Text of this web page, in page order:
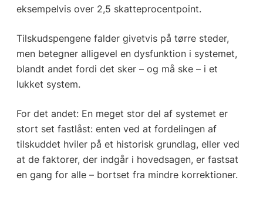
eksempelvis over 2,5 skatteprocentpoint.
Tilskudspengene falder givetvis på tørre steder,
men betegner alligevel en dysfunktion i systemet,
blandt andet fordi det sker – og må ske – i et
lukket system.
For det andet: En meget stor del af systemet er
stort set fastlåst: enten ved at fordelingen af
tilskuddet hviler på et historisk grundlag, eller ved
at de faktorer, der indgår i hovedsagen, er fastsat
en gang for alle – bortset fra mindre korrektioner.